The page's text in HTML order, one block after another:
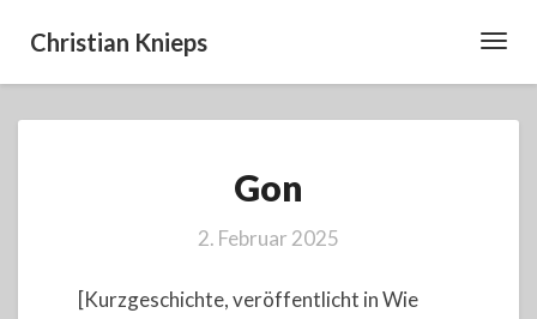
Christian Knieps
Gon
2. Februar 2025
[Kurzgeschichte, veröffentlicht in Wie